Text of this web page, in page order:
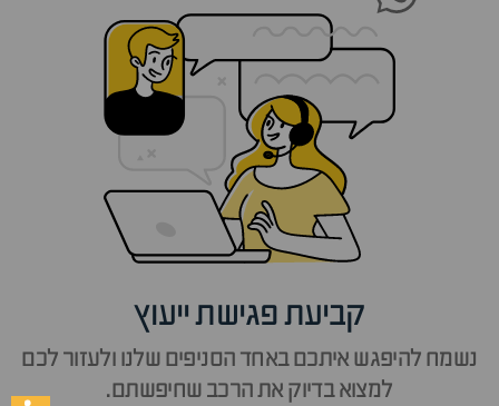
קביעת פגישת ייעוץ
נשמח להיפגש איתכם באחד הסניפים שלנו ולעזור לכם
למצוא בדיוק את הרכב שחיפשתם.